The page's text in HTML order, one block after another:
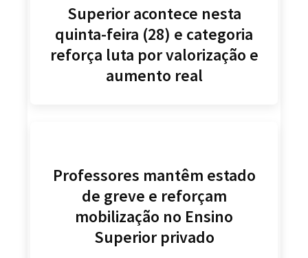
Superior acontece nesta
quinta-feira (28) e categoria
reforça luta por valorização e
aumento real
Professores mantêm estado
de greve e reforçam
mobilização no Ensino
Superior privado